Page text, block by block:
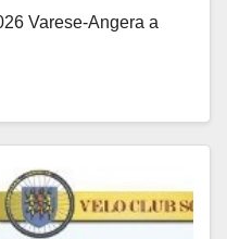
Varese-Angera a